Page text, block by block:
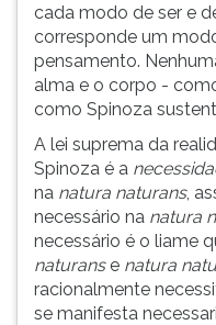
cada modo de ser e
corresponde um
pensamento.
alma e o corpo -
como Spinoza
A lei suprema da
Spinoza é a
na natura naturans,
necessário na natura
necessário é o liame
naturanse natura
racionalmente
se manifesta